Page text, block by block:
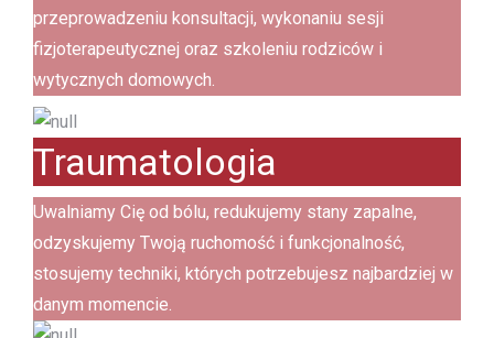
przeprowadzeniu konsultacji, wykonaniu sesji
fizjoterapeutycznej oraz szkoleniu rodziców i
wytycznych domowych.
Traumatologia
Uwalniamy Cię od bólu, redukujemy stany zapalne,
odzyskujemy Twoją ruchomość i funkcjonalność,
stosujemy techniki, których potrzebujesz najbardziej w
danym momencie.